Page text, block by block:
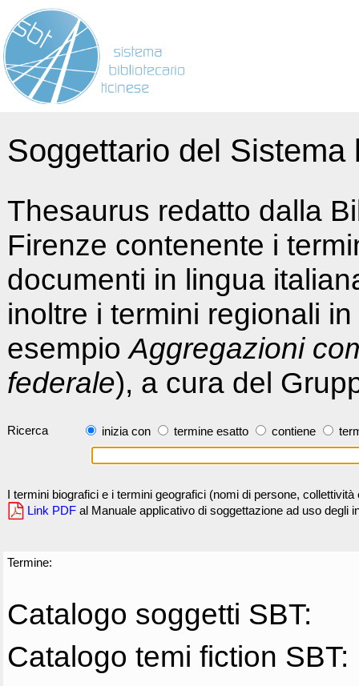
Soggettario del
Thesaurus redatto dalla
Firenze contenente i
documenti in lingua
inoltre i termini regionali
esempioAggregazioni
federale), a cura del
Ricerca inizia con termine esatto contiene
I termini biografici e i termini geografici (nomi di persone,
Link PDF al Manuale applicativo di soggettazione ad uso degli
Termine:
Catalogo soggetti SBT:
Catalogo temi fiction SBT: